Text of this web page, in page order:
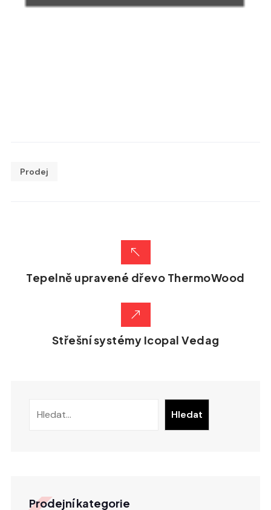
Prodej
Tepelně upravené dřevo ThermoWood
Střešní systémy Icopal Vedag
Hledat
Prodejní kategorie